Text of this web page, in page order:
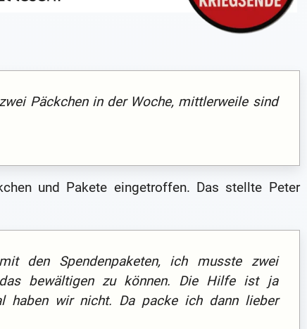
Päckchen in der Woche, mittlerweile sind
und Pakete eingetroffen. Das stellte Peter
den Spendenpaketen, ich musste zwei
bewältigen zu können. Die Hilfe ist ja
haben wir nicht. Da packe ich dann lieber